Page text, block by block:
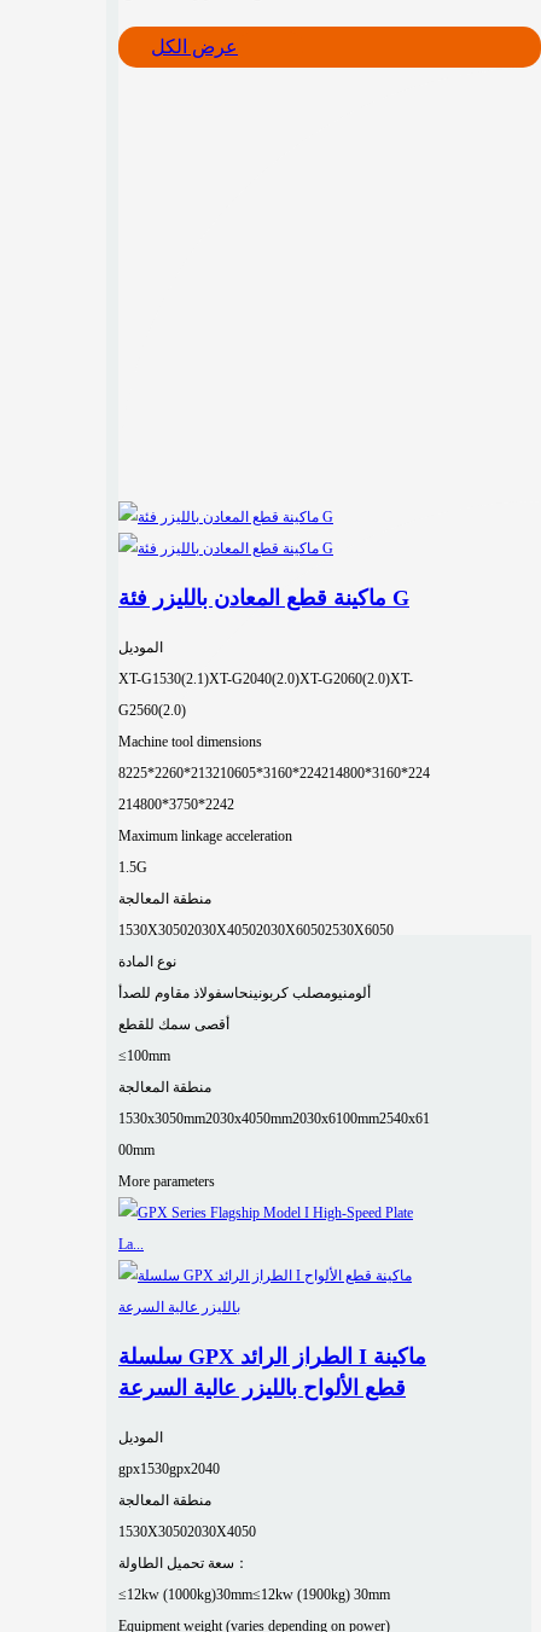
عرض الكل
ماكينة قطع المعادن بالليزر فئة G
الموديل
XT-G1530(2.1)XT-G2040(2.0)XT-G2060(2.0)XT-
G2560(2.0)
Machine tool dimensions
8225*2260*213210605*3160*224214800*3160*224
214800*3750*2242
Maximum linkage acceleration
1.5G
منطقة المعالجة
1530X30502030X40502030X60502530X6050
نوع المادة
ألومنيومصلب كربونينحاسفولاذ مقاوم للصدأ
أقصى سمك للقطع
≤100mm
منطقة المعالجة
1530x3050mm2030x4050mm2030x6100mm2540x61
00mm
More parameters
سلسلة GPX الطراز الرائد I ماكينة
قطع الألواح بالليزر عالية السرعة
الموديل
gpx1530gpx2040
منطقة المعالجة
1530X30502030X4050
سعة تحميل الطاولة：
≤12kw (1000kg)30mm≤12kw (1900kg) 30mm
Equipment weight (varies depending on power)